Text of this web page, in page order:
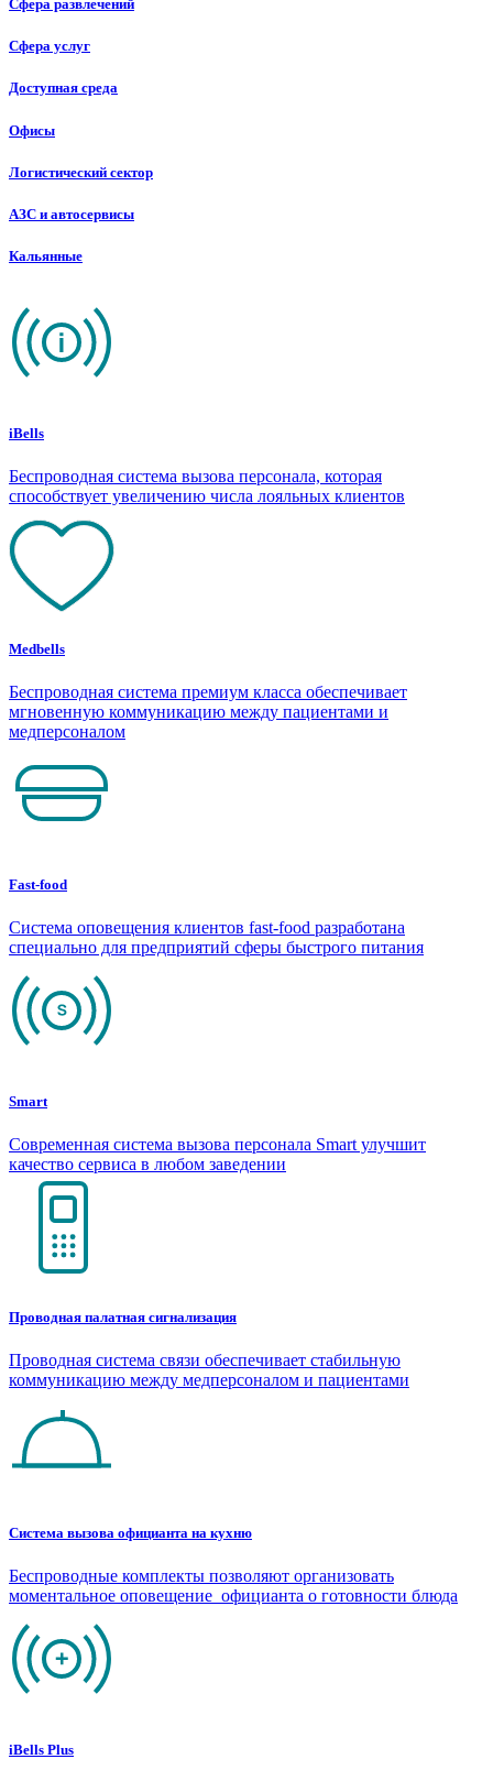
Сфера развлечений
Сфера услуг
Доступная среда
Офисы
Логистический сектор
АЗС и автосервисы
Кальянные
iBells
Беспроводная система вызова персонала, которая
способствует увеличению числа лояльных клиентов
Medbells
Беспроводная система премиум класса обеспечивает
мгновенную коммуникацию между пациентами и
медперсоналом
Fast-food
Система оповещения клиентов fast-food разработана
специально для предприятий сферы быстрого питания
Smart
Современная система вызова персонала Smart улучшит
качество сервиса в любом заведении
Проводная палатная сигнализация
Проводная система связи обеспечивает стабильную
коммуникацию между медперсоналом и пациентами
Система вызова официанта на кухню
Беспроводные комплекты позволяют организовать
моментальное оповещение официанта о готовности блюда
iBells Plus